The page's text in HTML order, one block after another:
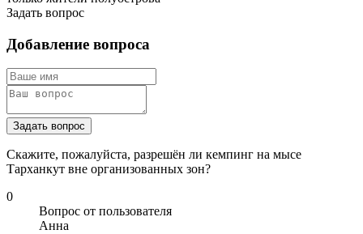
Задать вопрос
Добавление вопроса
Задать вопрос
Скажите, пожалуйста, разрешён ли кемпинг на мысе
Тарханкут вне организованных зон?
0
Вопрос от пользователя
Анна